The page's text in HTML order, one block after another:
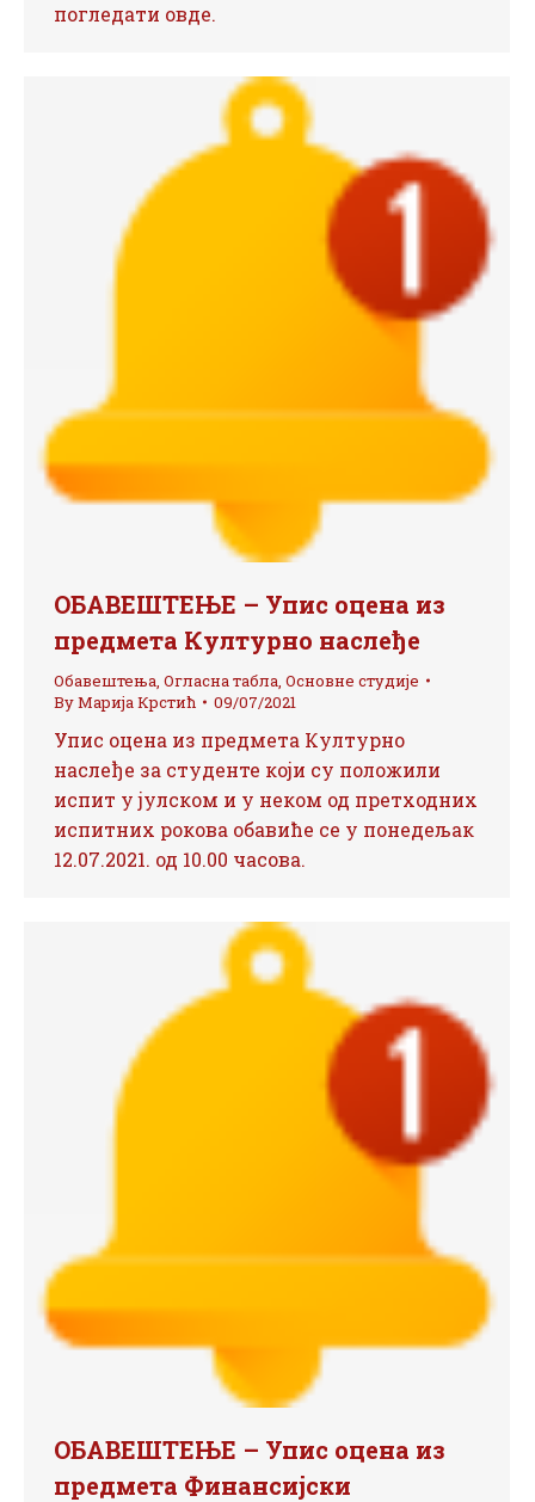
погледати овде.
ОБАВЕШТЕЊЕ – Упис оцена из
предмета Културно наслеђе
Обавештења, Огласна табла, Основне студије
ByМарија Крстић 09/07/2021
Упис оцена из предмета Културно
наслеђе за студенте који су положили
испит у јулском и у неком од претходних
испитних рокова обавиће се у понедељак
12.07.2021. од 10.00 часова.
ОБАВЕШТЕЊЕ – Упис оцена из
предмета Финансијски